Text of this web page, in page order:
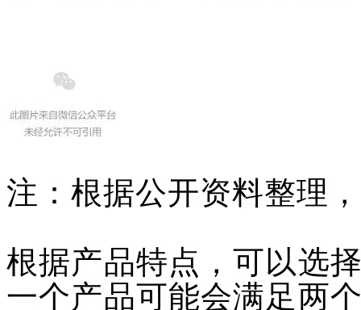
注：根据公开资料整理
根据产品特点，可以选
一个产品可能会满足两